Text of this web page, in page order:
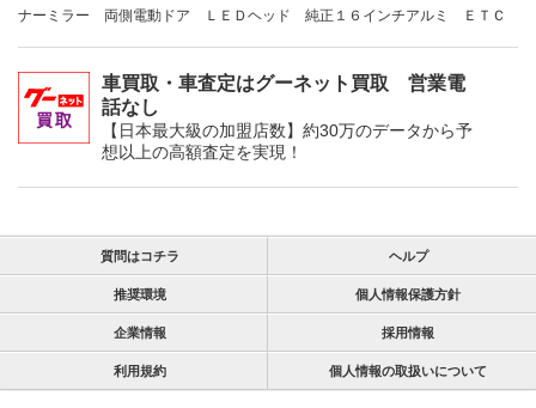
ナーミラー 両側電動ドア ＬＥＤヘッド 純正１６インチアルミ ＥＴＣ
車買取・車査定はグーネット買取 営業電
話なし
【日本最大級の加盟店数】約30万のデータから予
想以上の高額査定を実現！
質問はコチラ ヘルプ
推奨環境 個人情報保護方針
企業情報 採用情報
利用規約 個人情報の取扱いについて